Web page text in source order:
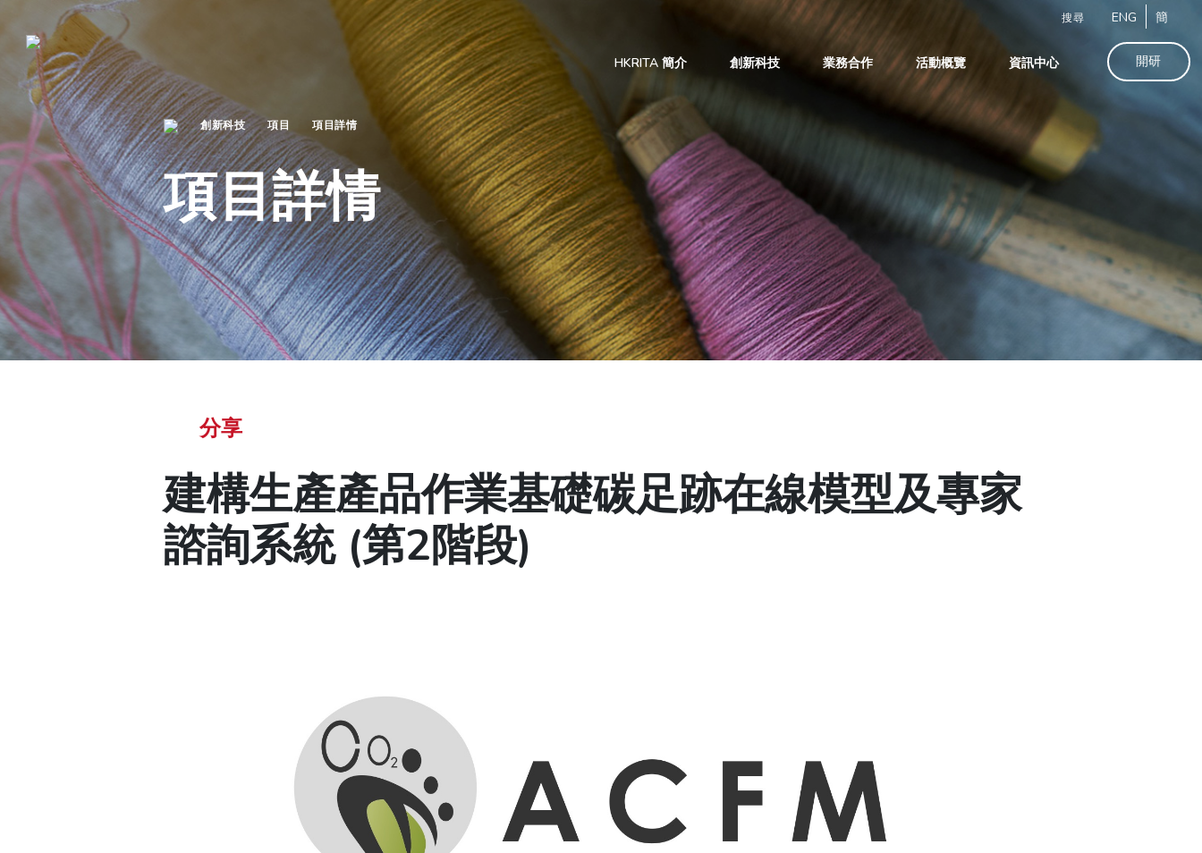
搜尋 ENG 簡
HKRITA 簡介 創新科技 業務合作 活動概覽 資訊中心 開研
創新科技 項目 項目詳情
項目詳情
分享
建構生產產品作業基礎碳足跡在線模型及專家
諮詢系統 (第2階段)